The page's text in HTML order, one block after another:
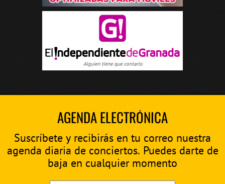
AGENDA ELECTRÓNICA
Suscríbete y recibirás en tu correo nuestra
agenda diaria de conciertos. Puedes darte de
baja en cualquier momento